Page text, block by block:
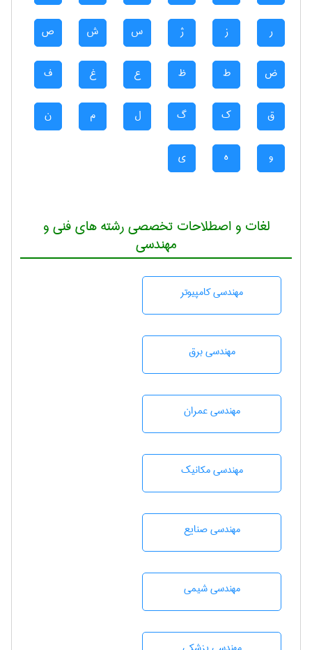
ر ز ژ س ش ص
ض ط ظ ع غ ف
ق ک گ ل م ن
و ه ی
لغات و اصطلاحات تخصصی رشته های فنی و
مهندسی
مهندسی كامپيوتر
مهندسی برق
مهندسی عمران
مهندسی مکانیک
مهندسی صنايع
مهندسي شيمی